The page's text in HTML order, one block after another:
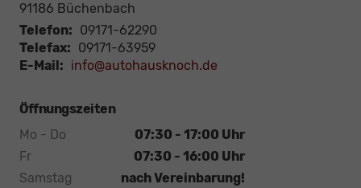
91186 Büchenbach
Telefon: 09171-62290
Telefax: 09171-63959
E-Mail: info@autohausknoch.de
Öffnungszeiten
Mo - Do
07:30 - 17:00 Uhr
Fr
07:30 - 16:00 Uhr
Samstag
nach Vereinbarung!